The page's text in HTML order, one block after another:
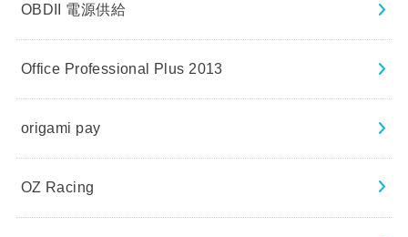
OBDII 電源供給
Office Professional Plus 2013
origami pay
OZ Racing